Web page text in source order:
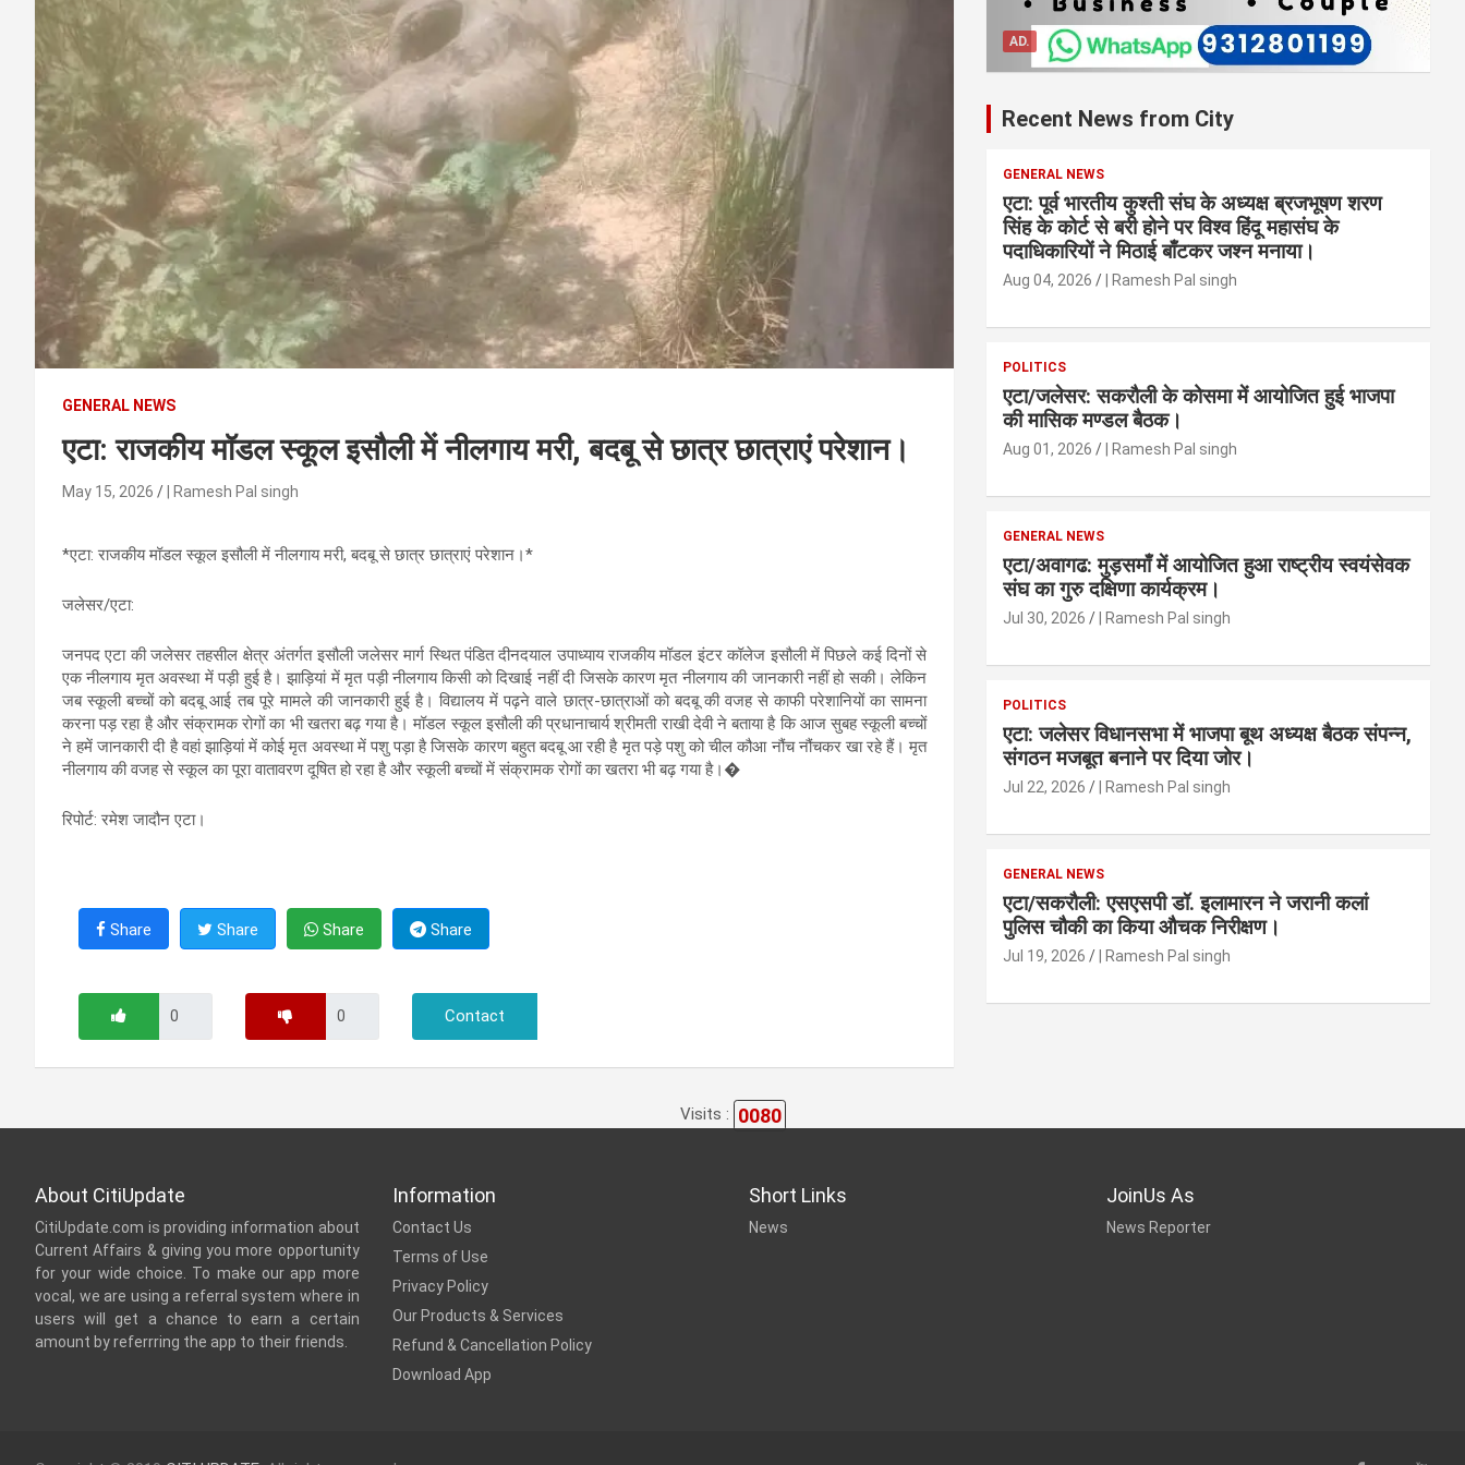
GENERAL NEWS
एटा: राजकीय मॉडल स्कूल इसौली में नीलगाय मरी, बदबू से छात्र छात्राएं परेशान।
May 15, 2026 | Ramesh Pal singh
*एटा: राजकीय मॉडल स्कूल इसौली में नीलगाय मरी, बदबू से छात्र छात्राएं परेशान।*
जलेसर/एटा:
जनपद एटा की जलेसर तहसील क्षेत्र अंतर्गत इसौली जलेसर मार्ग स्थित पंडित दीनदयाल उपाध्याय राजकीय मॉडल इंटर कॉलेज इसौली में पिछले कई दिनों से
एक नीलगाय मृत अवस्था में पड़ी हुई है। झाड़ियां में मृत पड़ी नीलगाय किसी को दिखाई नहीं दी जिसके कारण मृत नीलगाय की जानकारी नहीं हो सकी। लेकिन
जब स्कूली बच्चों को बदबू आई तब पूरे मामले की जानकारी हुई है। विद्यालय में पढ़ने वाले छात्र-छात्राओं को बदबू की वजह से काफी परेशानियों का सामना
करना पड़ रहा है और संक्रामक रोगों का भी खतरा बढ़ गया है। मॉडल स्कूल इसौली की प्रधानाचार्य श्रीमती राखी देवी ने बताया है कि आज सुबह स्कूली बच्चों
ने हमें जानकारी दी है वहां झाड़ियां में कोई मृत अवस्था में पशु पड़ा है जिसके कारण बहुत बदबू आ रही है मृत पड़े पशु को चील कौआ नौंच नौंचकर खा रहे हैं। मृत
नीलगाय की वजह से स्कूल का पूरा वातावरण दूषित हो रहा है और स्कूली बच्चों में संक्रामक रोगों का खतरा भी बढ़ गया है।�
रिपोर्ट: रमेश जादौन एटा।
Share Share Share Share
Contact
AD.
Recent News from City
GENERAL NEWS
एटा: पूर्व भारतीय कुश्ती संघ के अध्यक्ष ब्रजभूषण शरण
सिंह के कोर्ट से बरी होने पर विश्व हिंदू महासंघ के
पदाधिकारियों ने मिठाई बाँटकर जश्न मनाया।
Aug 04, 2026 | Ramesh Pal singh
POLITICS
एटा/जलेसर: सकरौली के कोसमा में आयोजित हुई भाजपा
की मासिक मण्डल बैठक।
Aug 01, 2026 | Ramesh Pal singh
GENERAL NEWS
एटा/अवागढ: मुड़समाँ में आयोजित हुआ राष्ट्रीय स्वयंसेवक
संघ का गुरु दक्षिणा कार्यक्रम।
Jul 30, 2026 | Ramesh Pal singh
POLITICS
एटा: जलेसर विधानसभा में भाजपा बूथ अध्यक्ष बैठक संपन्न,
संगठन मजबूत बनाने पर दिया जोर।
Jul 22, 2026 | Ramesh Pal singh
GENERAL NEWS
एटा/सकरौली: एसएसपी डॉ. इलामारन ने जरानी कलां
पुलिस चौकी का किया औचक निरीक्षण।
Jul 19, 2026 | Ramesh Pal singh
Visits : 0080
About CitiUpdate
CitiUpdate.com is providing information about
Current Affairs & giving you more opportunity
for your wide choice. To make our app more
vocal, we are using a referral system where in
users will get a chance to earn a certain
amount by referrring the app to their friends.
Information
Contact Us
Terms of Use
Privacy Policy
Our Products & Services
Refund & Cancellation Policy
Download App
Short Links
News
JoinUs As
News Reporter